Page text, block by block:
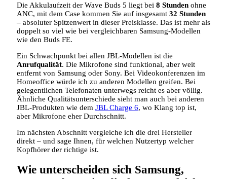
Die Akkulaufzeit der Wave Buds 5 liegt bei 8 Stunden ohne
ANC, mit dem Case kommen Sie auf insgesamt 32 Stunden
– absoluter Spitzenwert in dieser Preisklasse. Das ist mehr als
doppelt so viel wie bei vergleichbaren Samsung-Modellen
wie den Buds FE.
Ein Schwachpunkt bei allen JBL-Modellen ist die
Anrufqualität. Die Mikrofone sind funktional, aber weit
entfernt von Samsung oder Sony. Bei Videokonferenzen im
Homeoffice würde ich zu anderen Modellen greifen. Bei
gelegentlichen Telefonaten unterwegs reicht es aber völlig.
Ähnliche Qualitätsunterschiede sieht man auch bei anderen
JBL-Produkten wie dem JBL Charge 6, wo Klang top ist,
aber Mikrofone eher Durchschnitt.
Im nächsten Abschnitt vergleiche ich die drei Hersteller
direkt – und sage Ihnen, für welchen Nutzertyp welcher
Kopfhörer der richtige ist.
Wie unterscheiden sich Samsung,